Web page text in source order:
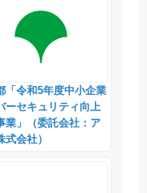
「令和5年度中小企業
ーセキュリティ向上
業」（委託会社：ア
式会社）